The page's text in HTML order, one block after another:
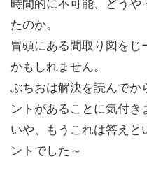
時間的に不可能、どうや
たのか。
冒頭にある間取り図をじ
かもしれません。
ぶちおは解決を読んでか
ントがあることに気付き
いや、もうこれは答えと
ントでした～